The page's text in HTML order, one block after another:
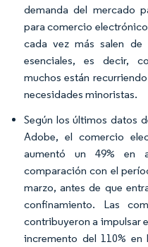
demanda del mercado
para comercio
cada vez más salen de
esenciales, es decir,
muchos están
necesidades minoristas.
Según los últimos datos
Adobe, el comercio
aumentó un 49% en
comparación con el
marzo, antes de que
confinamiento. Las
contribuyeron a impulsar
incremento del 110%